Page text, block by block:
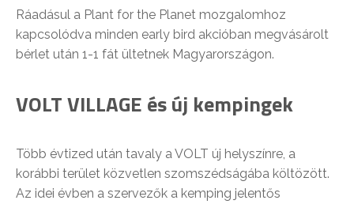
Ráadásul a Plant for the Planet mozgalomhoz
kapcsolódva minden early bird akcióban megvásárolt
bérlet után 1-1 fát ültetnek Magyarországon.
VOLT VILLAGE és új kempingek
Több évtized után tavaly a VOLT új helyszínre, a
korábbi terület közvetlen szomszédságába költözött.
Az idei évben a szervezők a kemping jelentős